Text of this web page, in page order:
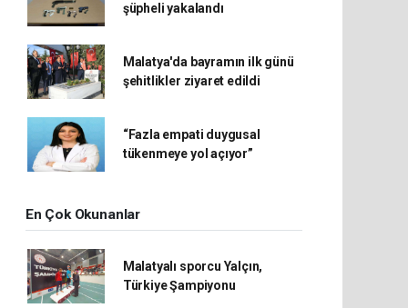
şüpheli yakalandı
Malatya'da bayramın ilk günü
şehitlikler ziyaret edildi
“Fazla empati duygusal
tükenmeye yol açıyor”
En Çok Okunanlar
Malatyalı sporcu Yalçın,
Türkiye Şampiyonu